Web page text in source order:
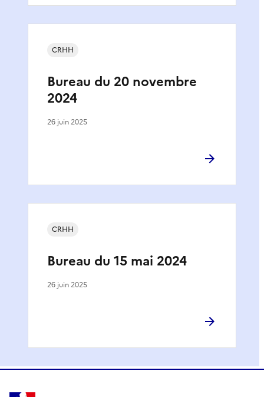
Bureau du 20 novembre
2024
CRHH
26 juin 2025
Bureau du 15 mai 2024
CRHH
26 juin 2025